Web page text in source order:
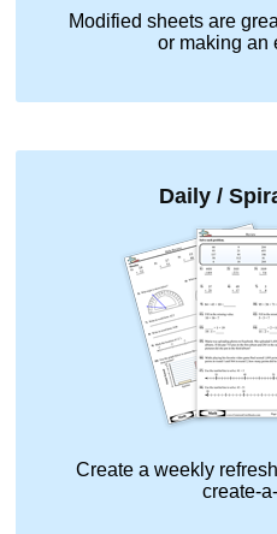
Modified sheets are
or making an
Daily /
Create a weekly
create-